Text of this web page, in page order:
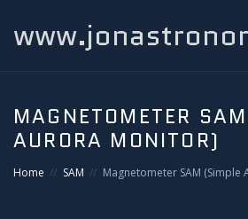
Beiträge
MAGNETOMETER
AURORA MONITOR)
Home SAM Magnetometer SAM (Simple